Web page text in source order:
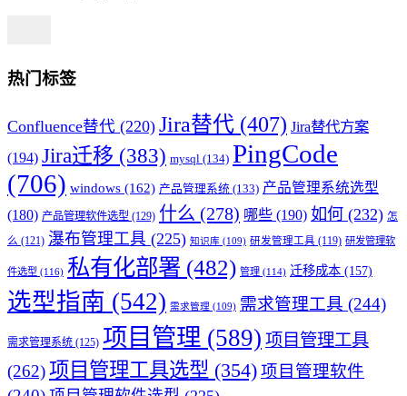
热门标签
Confluence替代 (220) Jira替代 (407) Jira替代方案
(194) Jira迁移 (383) mysql (134) PingCode
(706) windows (162) 产品管理系统 (133) 产品管理系统选型
(180) 产品管理软件选型 (129) 什么 (278) 哪些 (190) 如何 (232) 怎
么 (121) 瀑布管理工具 (225) 知识库 (109) 研发管理工具 (119) 研发管理软
件选型 (116) 私有化部署 (482) 管理 (114) 迁移成本 (157)
选型指南 (542) 需求管理 (109) 需求管理工具 (244)
需求管理系统 (125) 项目管理 (589) 项目管理工具
(262)项目管理工具选型 (354) 项目管理软件